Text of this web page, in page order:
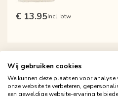
€ 13.95Incl. btw
Wij gebruiken cookies
We kunnen deze plaatsen voor
onze website te verbeteren,
een geweldige website-ervaring te